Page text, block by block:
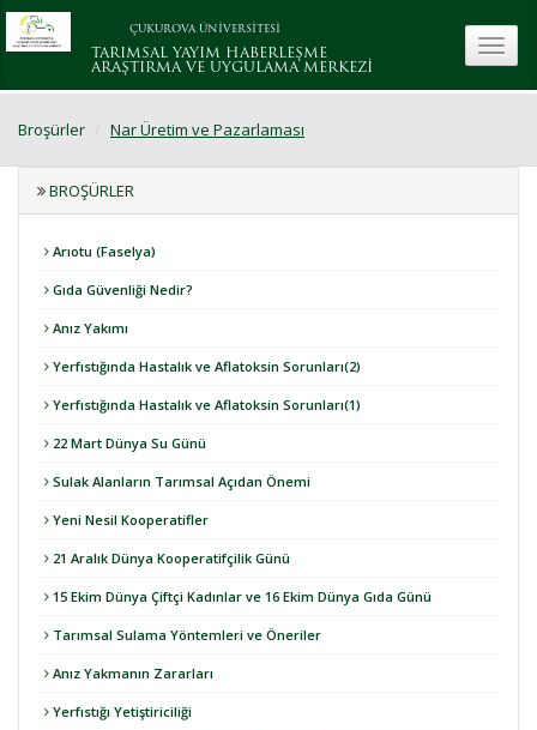
ÇUKUROVA ÜNİVERSİTESİ
TARIMSAL YAYIM HABERLEŞME
ARAŞTIRMA VE UYGULAMA MERKEZİ
Broşürler Nar Üretim ve Pazarlaması
BROŞÜRLER
Arıotu (Faselya)
Gıda Güvenliği Nedir?
Anız Yakımı
Yerfıstığında Hastalık ve Aflatoksin Sorunları(2)
Yerfıstığında Hastalık ve Aflatoksin Sorunları(1)
22 Mart Dünya Su Günü
Sulak Alanların Tarımsal Açıdan Önemi
Yeni Nesil Kooperatifler
21 Aralık Dünya Kooperatifçilik Günü
15 Ekim Dünya Çiftçi Kadınlar ve 16 Ekim Dünya Gıda Günü
Tarımsal Sulama Yöntemleri ve Öneriler
Anız Yakmanın Zararları
Yerfıstığı Yetiştiriciliği